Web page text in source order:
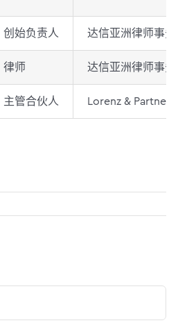
创始负责人 达信亚洲律师事务所
律师 达信亚洲律师事务所
主管合伙人 Lorenz & Partners